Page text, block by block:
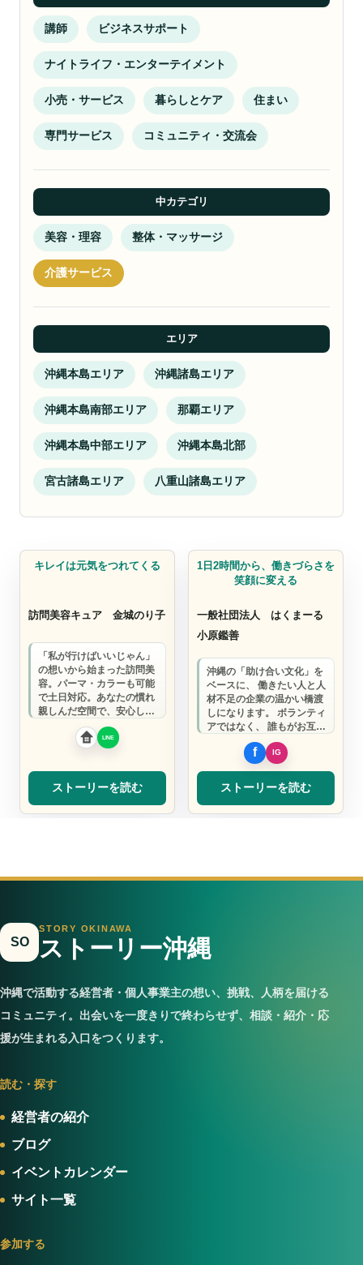
講師 ビジネスサポート
ナイトライフ・エンターテイメント
小売・サービス 暮らしとケア 住まい
専門サービス コミュニティ・交流会
中カテゴリ
美容・理容 整体・マッサージ
介護サービス
エリア
沖縄本島エリア 沖縄諸島エリア
沖縄本島南部エリア 那覇エリア
沖縄本島中部エリア 沖縄本島北部
宮古諸島エリア 八重山諸島エリア
美容・理容
キレイは元気をつれてくる
訪問美容キュア 金城のり子
「私が行けばいいじゃん」
の想いから始まった訪問美
容。パーマ・カラーも可能
で土日対応。あなたの慣れ
親しんだ空間で、安心して
美容サービスを受けられま
ストーリーを読む
介護サービス
1日2時間から、働きづらさを
笑顔に変える
一般社団法人 はくまーる
小原鑑善
沖縄の「助け合い文化」を
ベースに、 働きたい人と人
材不足の企業の温かい橋渡
しになります。 ボランティ
アではなく、 誰もがお互い
に無理なく働いて正当な対
価と喜びを…
ストーリーを読む
SO
STORY OKINAWA
ストーリー沖縄
沖縄で活動する経営者・個人事業主の想い、挑戦、人柄を届ける
コミュニティ。出会いを一度きりで終わらせず、相談・紹介・応
援が生まれる入口をつくります。
読む・探す
経営者の紹介
ブログ
イベントカレンダー
サイト一覧
参加する